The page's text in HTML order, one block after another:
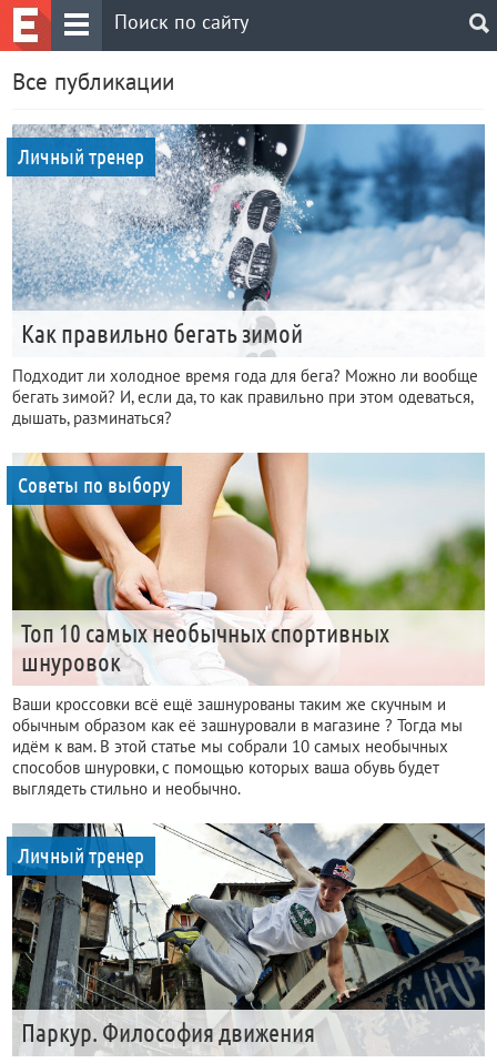
Все публикации
Личный тренер
Как правильно бегать зимой
Подходит ли холодное время года для бега? Можно ли вообще
бегать зимой? И, если да, то как правильно при этом одеваться,
дышать, разминаться?
Советы по выбору
Топ 10 самых необычных спортивных
шнуровок
Ваши кроссовки всё ещё зашнурованы таким же скучным и
обычным образом как её зашнуровали в магазине ? Тогда мы
идём к вам. В этой статье мы собрали 10 самых необычных
способов шнуровки, с помощью которых ваша обувь будет
выглядеть стильно и необычно.
Личный тренер
Паркур. Философия движения